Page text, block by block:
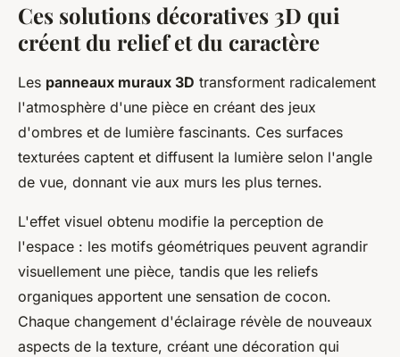
Ces solutions décoratives 3D qui
créent du relief et du caractère
Les panneaux muraux 3D transforment radicalement
l'atmosphère d'une pièce en créant des jeux
d'ombres et de lumière fascinants. Ces surfaces
texturées captent et diffusent la lumière selon l'angle
de vue, donnant vie aux murs les plus ternes.
L'effet visuel obtenu modifie la perception de
l'espace : les motifs géométriques peuvent agrandir
visuellement une pièce, tandis que les reliefs
organiques apportent une sensation de cocon.
Chaque changement d'éclairage révèle de nouveaux
aspects de la texture, créant une décoration qui